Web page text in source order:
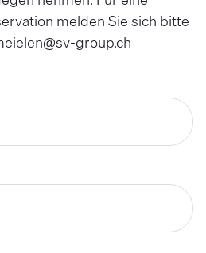
melden Sie sich bitte
group.ch